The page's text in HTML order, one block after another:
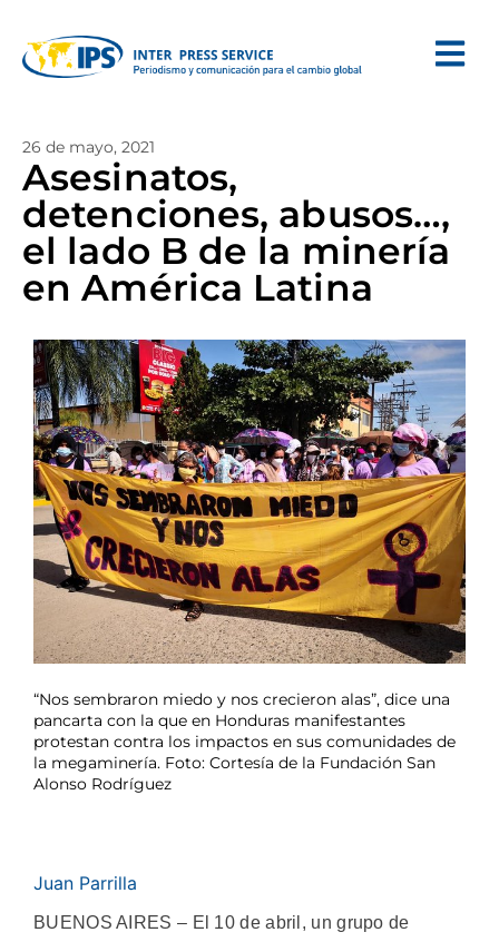
26 de mayo, 2021
Asesinatos,
detenciones, abusos…,
el lado B de la minería
en América Latina
“Nos sembraron miedo y nos crecieron alas”, dice una
pancarta con la que en Honduras manifestantes
protestan contra los impactos en sus comunidades de
la megaminería. Foto: Cortesía de la Fundación San
Alonso Rodríguez
Juan Parrilla
BUENOS AIRES – El 10 de abril, un grupo de